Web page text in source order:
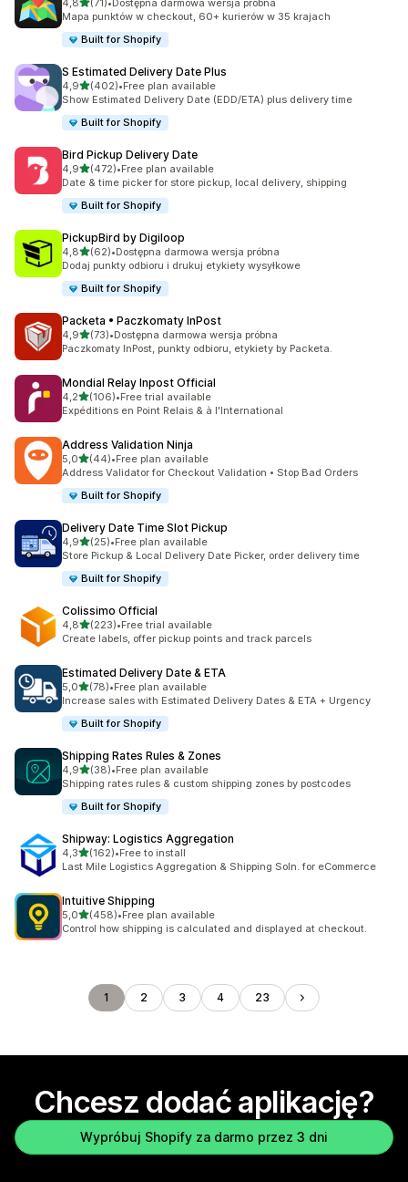
4,8 (71)
Łączna liczba recenzji: 71
•Dostępna darmowa wersja próbna
Mapa punktów w checkout, 60+ kurierów w 35 krajach
Built for Shopify
S Estimated Delivery Date Plus
4,9na 5 gwiazdek
(402)
Łączna liczba recenzji: 402
•Free plan available
Show Estimated Delivery Date (EDD/ETA) plus delivery time
Built for Shopify
Bird Pickup Delivery Date
4,9na 5 gwiazdek
(472)
Łączna liczba recenzji: 472
•Free plan available
Date & time picker for store pickup, local delivery, shipping
Built for Shopify
PickupBird by Digiloop
4,8na 5 gwiazdek
(62)
Łączna liczba recenzji: 62
•Dostępna darmowa wersja próbna
Dodaj punkty odbioru i drukuj etykiety wysyłkowe
Built for Shopify
Packeta • Paczkomaty InPost
4,9na 5 gwiazdek
(73)
Łączna liczba recenzji: 73
•Dostępna darmowa wersja próbna
Paczkomaty InPost, punkty odbioru, etykiety by Packeta.
Mondial Relay Inpost Official
4,2na 5 gwiazdek
(106)
Łączna liczba recenzji: 106
•Free trial available
Expéditions en Point Relais & à l'International
Address Validation Ninja
5,0na 5 gwiazdek
(44)
Łączna liczba recenzji: 44
•Free plan available
Address Validator for Checkout Validation • Stop Bad Orders
Built for Shopify
Delivery Date Time Slot Pickup
4,9na 5 gwiazdek
(25)
Łączna liczba recenzji: 25
•Free plan available
Store Pickup & Local Delivery Date Picker, order delivery time
Built for Shopify
Colissimo Official
4,8na 5 gwiazdek
(223)
Łączna liczba recenzji: 223
•Free trial available
Create labels, offer pickup points and track parcels
Estimated Delivery Date & ETA
5,0na 5 gwiazdek
(78)
Łączna liczba recenzji: 78
•Free plan available
Increase sales with Estimated Delivery Dates & ETA + Urgency
Built for Shopify
Shipping Rates Rules & Zones
4,9na 5 gwiazdek
(38)
Łączna liczba recenzji: 38
•Free plan available
Shipping rates rules & custom shipping zones by postcodes
Built for Shopify
Shipway: Logistics Aggregation
4,3na 5 gwiazdek
(162)
Łączna liczba recenzji: 162
•Free to install
Last Mile Logistics Aggregation & Shipping Soln. for eCommerce
Intuitive Shipping
5,0na 5 gwiazdek
(458)
Łączna liczba recenzji: 458
•Free plan available
Control how shipping is calculated and displayed at checkout.
1 2 3 4 23
Chcesz dodać aplikację?
Wypróbuj Shopify za darmo przez 3 dni